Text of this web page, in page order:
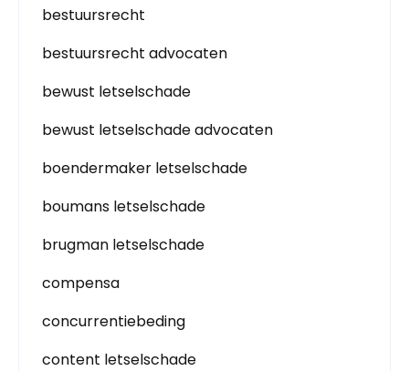
bestuursrecht
bestuursrecht advocaten
bewust letselschade
bewust letselschade advocaten
boendermaker letselschade
boumans letselschade
brugman letselschade
compensa
concurrentiebeding
content letselschade